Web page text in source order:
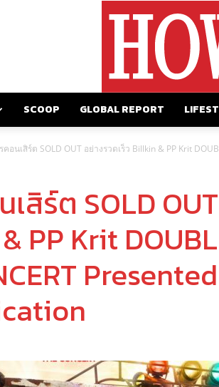
SCOOP GLOBAL REPORT
อนเสิร์ต SOLD OUT อย่างรวดเร็ว Billkin & PP Krit
สิร์ต SOLD
PP Krit